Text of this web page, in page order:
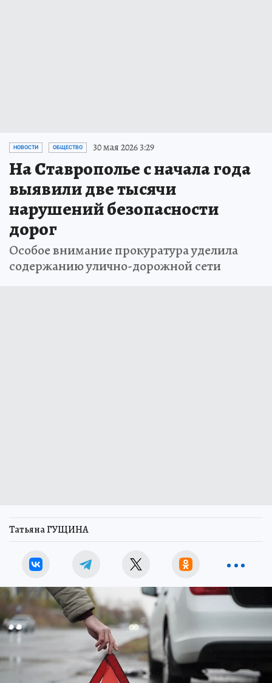
НОВОСТИ ОБЩЕСТВО 30 мая 2026 3:29
На Ставрополье с начала года
выявили две тысячи
нарушений безопасности
дорог
Особое внимание прокуратура уделила
содержанию улично-дорожной сети
Татьяна ГУЩИНА